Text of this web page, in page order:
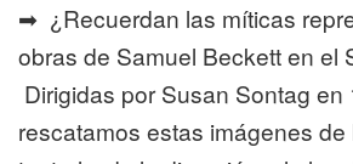
➡ ¿Recuerdan las míticas
obras de Samuel Beckett en el
Dirigidas por Susan Sontag en
rescatamos estas imágenes